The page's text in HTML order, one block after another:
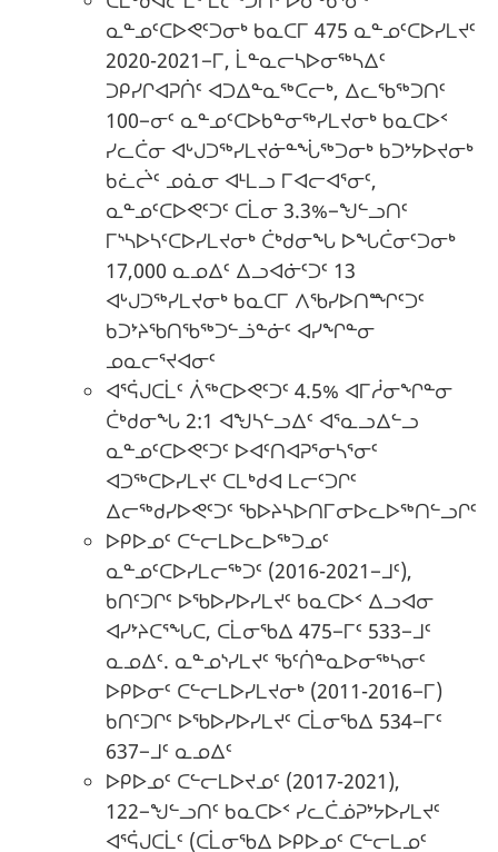
ᓇᓐᓄᑦᑕᐅᕙᑦᑐᓂᒃ ᑲᓇᑕᒥ 475 ᓇᓐᓄᑦᑕᐅᓯᒪᔪᑦ
2020-2021−ᒥ, ᒫᓐᓇᓕᓴᐅᓂᖅᓴᐃᑦ
ᑐᑭᓯᒋᐊᕈᑏᑦ ᐊᑐᐃᓐᓇᖅᑕᓕᒃ, ᐃᓚᖃᖅᑐᑎᑦ
100−ᓂᑦ ᓇᓐᓄᑦᑕᐅᑲᓐᓂᖅᓯᒪᔪᓂᒃ ᑲᓇᑕᐅᑉ
ᓯᓚᑖᓂ ᐊᒡᒍᑐᖅᓯᒪᔪᓃᓐᖔᖅᑐᓂᒃ ᑲᑐᔾᔭᐅᔪᓂᒃ
ᑲᓛᖡᑦ ᓄᓈᓂ ᐊᒻᒪᓗ ᒥᐊᓕᐊᕐᓂᑦ,
ᓇᓐᓄᑦᑕᐅᕙᑦᑐᑦ ᑕᒫᓂ 3.3%−ᖑᓪᓗᑎᑦ
ᒥᔅᓴᐅᓴᑦᑕᐅᓯᒪᔪᓂᒃ ᑖᒃᑯᓂᖓ ᐅᖓᑖᓂᑦᑐᓂᒃ
17,000 ᓇᓄᐃᑦ ᐃᓗᐊᓃᑦᑐᑦ 13
ᐊᒡᒍᑐᖅᓯᒪᔪᓂᒃ ᑲᓇᑕᒥ ᐱᖃᓯᐅᑎᙱᑦᑐᑦ
ᑲᑐᔾᔨᖃᑎᖃᖅᑐᓪᓘᓐᓃᑦ ᐊᓯᖏᓐᓂ
ᓄᓇᓕᕐᔪᐊᓂᑦ
ᐊᕐᕌᒍᑕᒫᑦ ᐲᖅᑕᐅᕙᑦᑐᑦ 4.5% ᐊᒥᓲᓂᖏᓐᓂ
ᑖᒃᑯᓂᖓ 2:1 ᐊᖑᓴᓪᓗᐃᑦ ᐊᕐᓇᓗᐃᓪᓗ
ᓇᓐᓄᑦᑕᐅᕙᑦᑐᑦ ᐅᐊᑦᑎᐊᕈᕐᓂᓴᕐᓂᑦ
ᐊᑐᖅᑕᐅᓯᒪᔪᑦ ᑕᒪᒃᑯᐊ ᒪᓕᑦᑐᒋᑦ
ᐃᓕᖅᑯᓯᐅᕙᑦᑐᑦ ᖃᐅᔨᓴᐅᑎᒥᓂᐅᓚᐅᖅᑎᓪᓗᒋᑦ
ᐅᑭᐅᓄᑦ ᑕᓪᓕᒪᐅᓚᐅᖅᑐᓄᑦ
ᓇᓐᓄᑦᑕᐅᓯᒪᓕᖅᑐᑦ (2016-2021−ᒧᑦ),
ᑲᑎᑦᑐᒋᑦ ᐅᖃᐅᓯᐅᓯᒪᔪᑦ ᑲᓇᑕᐅᑉ ᐃᓗᐊᓂ
ᐊᓯᔾᔨᑕᕐᖓᑕ, ᑕᒫᓂᖃᐃ 475−ᒥᑦ 533−ᒧᑦ
ᓇᓄᐃᑦ. ᓇᓐᓄᔅᓯᒪᔪᑦ ᖃᑦᑏᓐᓇᐅᓂᖅᓴᓂᑦ
ᐅᑭᐅᓂᑦ ᑕᓪᓕᒪᐅᓯᒪᔪᓂᒃ (2011-2016−ᒥ)
ᑲᑎᑦᑐᒋᑦ ᐅᖃᐅᓯᐅᓯᒪᔪᑦ ᑕᒫᓂᖃᐃ 534−ᒥᑦ
637−ᒧᑦ ᓇᓄᐃᑦ
ᐅᑭᐅᓄᑦ ᑕᓪᓕᒪᐅᔪᓄᑦ (2017-2021),
122−ᖑᓪᓗᑎᑦ ᑲᓇᑕᐅᑉ ᓯᓚᑖᓅᕈᔾᔭᐅᓯᒪᔪᑦ
ᐊᕐᕌᒍᑕᒫᑦ (ᑕᒫᓂᖃᐃ ᐅᑭᐅᓄᑦ ᑕᓪᓕᒪᓄᑦ